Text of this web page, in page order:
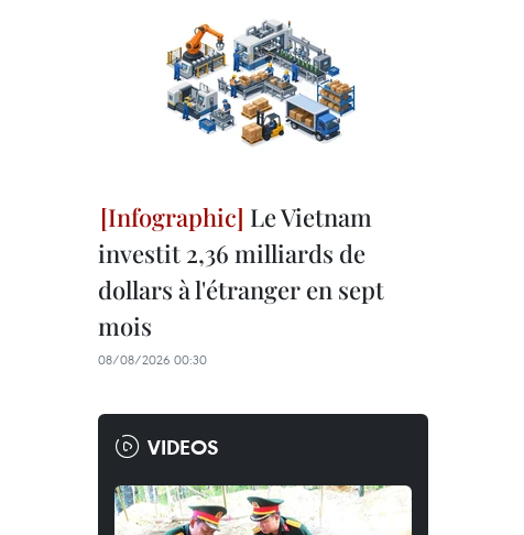
Le Vietnam
investit 2,36 milliards de
dollars à l'étranger en sept
mois
08/08/2026 00:30
VIDEOS